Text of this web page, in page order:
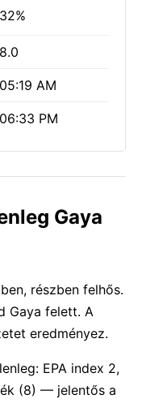
32%
8.0
05:19 AM
06:33 PM
Gaya
részben felhős.
Gaya felett. A
eredményez.
EPA index 2,
(8) — jelentős a